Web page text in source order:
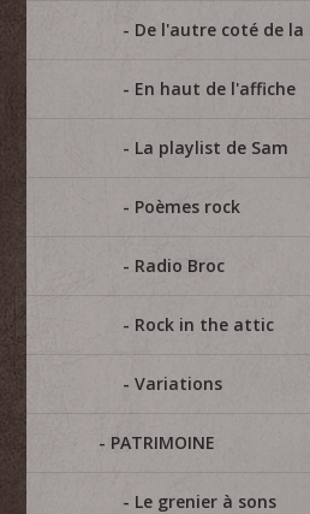
De l'autre coté de la
En haut de l'affiche
La playlist de Sam
Poèmes rock
Radio Broc
Rock in the attic
Variations
PATRIMOINE
Le grenier à sons